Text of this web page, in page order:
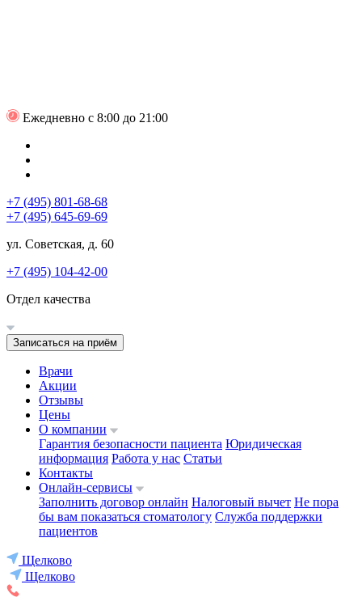
Ежедневно с 8:00 до 21:00
+7 (495) 801-68-68
+7 (495) 645-69-69
ул. Советская, д. 60
+7 (495) 104-42-00
Отдел качества
Записаться на приём
Врачи
Акции
Отзывы
Цены
О компании
Гарантия безопасности пациента Юридическая
информация Работа у нас Статьи
Контакты
Онлайн-сервисы
Заполнить договор онлайн Налоговый вычет Не пора
бы вам показаться стоматологу Служба поддержки
пациентов
Щелково
Щелково